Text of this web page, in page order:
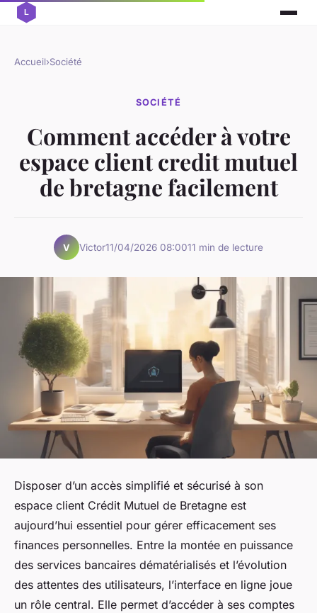
Accueil›Société
SOCIÉTÉ
Comment accéder à votre
espace client credit mutuel
de bretagne facilement
V Victor11/04/2026 08:0011 min de lecture
Disposer d’un accès simplifié et sécurisé à son
espace client Crédit Mutuel de Bretagne est
aujourd’hui essentiel pour gérer efficacement ses
finances personnelles. Entre la montée en puissance
des services bancaires dématérialisés et l’évolution
des attentes des utilisateurs, l’interface en ligne joue
un rôle central. Elle permet d’accéder à ses comptes